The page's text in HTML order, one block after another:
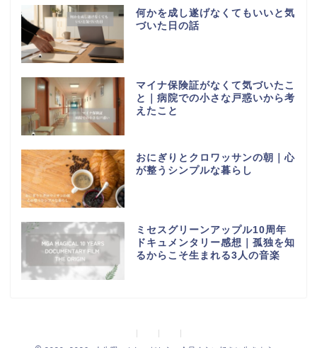
何かを成し遂げなくてもいいと気
づいた日の話
マイナ保険証がなくて気づいたこ
と｜病院での小さな戸惑いから考
えたこと
おにぎりとクロワッサンの朝｜心
が整うシンプルな暮らし
ミセスグリーンアップル10周年
ドキュメンタリー感想｜孤独を知
るからこそ生まれる3人の音楽